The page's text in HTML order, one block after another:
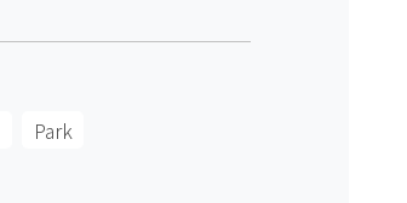
Park